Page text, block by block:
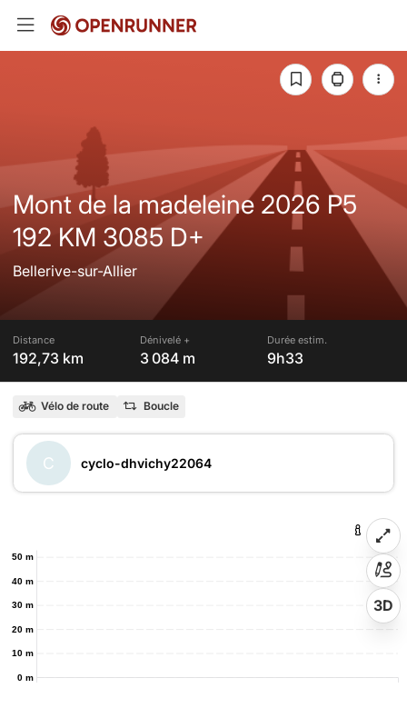
Mont de la madeleine 2026 P5
192 KM 3085 D+
Bellerive-sur-Allier
Distance
192,73 km
Dénivelé +
3 084 m
Durée estim.
9h33
Vélo de route Boucle
C cyclo-dhvichy22064
0 m
10 m
20 m
30 m
40 m
50 m
3D